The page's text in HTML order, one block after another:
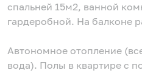
спальней 15м2, ванной
гардеробной. На балконе
Автономное отопление
вода). Полы в квартире с